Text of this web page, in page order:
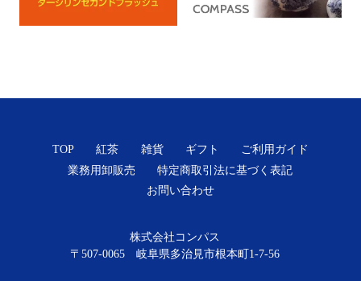
TOP 紅茶 雑貨 ギフト
ご利用ガイド
業務用卸販売
特定商取引法に基づく表記
お問い合わせ
株式会社コンパス
〒507-0065 岐阜県多治見市根本町1-7-56